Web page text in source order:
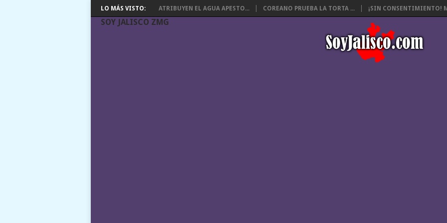
LO MÁS VISTO: ATRIBUYEN EL AGUA APESTO... COREANO PRUEBA LA TORTA ... ¡SIN CONSENTIMIENTO!
SOY JALISCO ZMG